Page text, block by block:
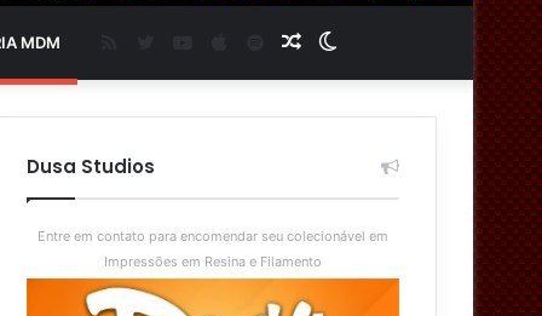
MDM
skin
Artigo
aleatório
Spotify
Dusa Studios
Entre em contato para encomendar seu colecionável em
Impressões em Resina e Filamento